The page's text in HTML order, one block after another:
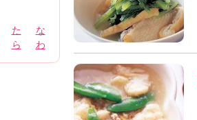
た
な
ら わ